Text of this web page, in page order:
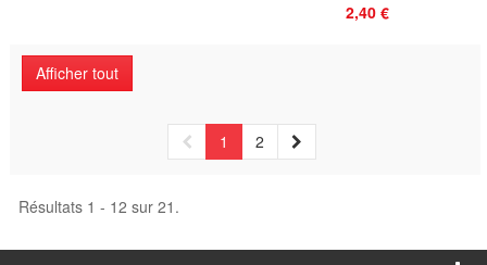
2,40 €
Afficher tout
1 2
Résultats 1 - 12 sur 21.